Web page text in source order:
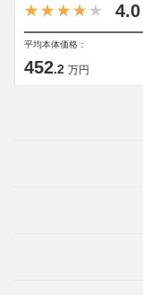
4.0
平均本体価格：
452.2 万円